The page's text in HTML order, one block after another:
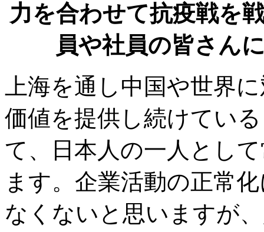
力を合わせて抗疫戦を
員や社員の皆さん
上海を通し中国や世界
価値を提供し続けてい
て、日本人の一人とし
ます。企業活動の正常
なくないと思いますが